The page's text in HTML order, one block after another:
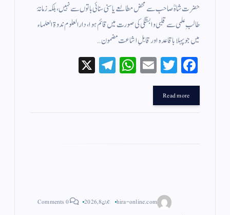
حضرت شاہؒ صاحب سے محض مطالعے یا سنی سنائی باتوں سے نہیں، بلکہ زمانۂ
طالبِ علمی سے قلبی وابستگی کی صورت میں قائم ہوا، دارالعلوم ندوۃ العلماء
میں جو پہلا باقاعدہ اور قابلِ اشاعت مضمون…
Fa
ce
bo
ok
T
wi
r
E
m
W
ha
Te
le
Read more
hira-online.com جون 8, 2026 0 Comments